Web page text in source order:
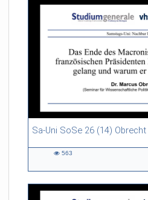
Sa-Uni SoSe 26 (14) Obrecht
46:53 duration
563